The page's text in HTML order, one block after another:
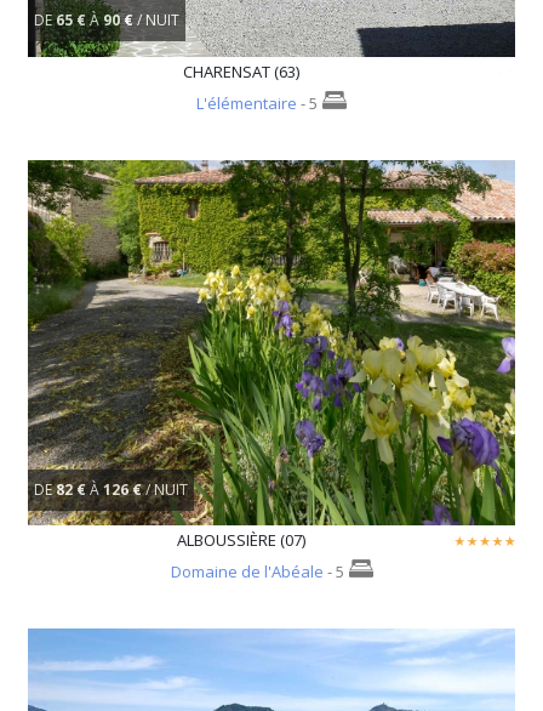
DE65 €À90 €/ NUIT
CHARENSAT (63)
L'élémentaire - 5
DE82 €À126 €/ NUIT
ALBOUSSIÈRE (07)
Domaine de l'Abéale - 5